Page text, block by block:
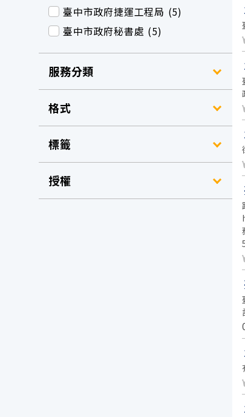
臺中市政府捷運工程局 (5)
臺中市政府秘書處 (5)
服務分類
格式
標籤
授權